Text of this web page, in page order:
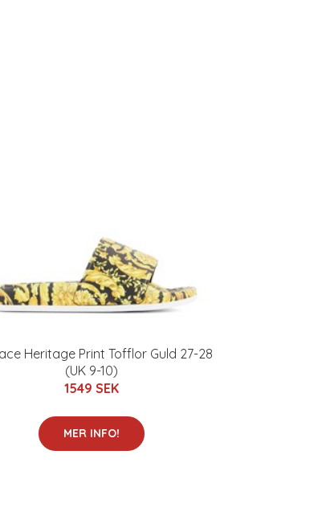
Heritage Print Tofflor Guld 27-28
(UK 9-10)
1549 SEK
MER INFO!